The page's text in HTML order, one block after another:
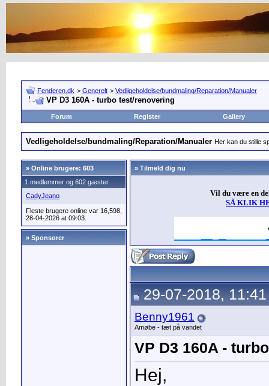
Fenderen.dk > Generelt > Vedligeholdelse/bundmaling/Reparation/Manualer
VP D3 160A - turbo test/renovering
Forum Register Gallery
Vedligeholdelse/bundmaling/Reparation/Manualer Her kan du stille
» Online brugere: 603
1 medlemmer og 602 gæster
CadyJeano
Fleste brugere online var 16,598,
28-04-2026 at 09:03.
» Sponsorer
» Tilmeld dig nu
Vil du være en
SÅ KLIK
29-07-2018, 11:41
Benny1961
Amøbe - tæt på vandet
VP D3 160A -
Hej,